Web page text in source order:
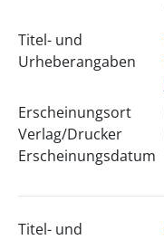
Titel- und
Urheberangaben
Erscheinungsort
Verlag/Drucker
Erscheinungsdatum
Titel- und